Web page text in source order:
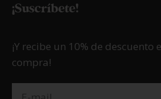
¡Suscríbete!
¡Y recibe un 10% de descuento
compra!